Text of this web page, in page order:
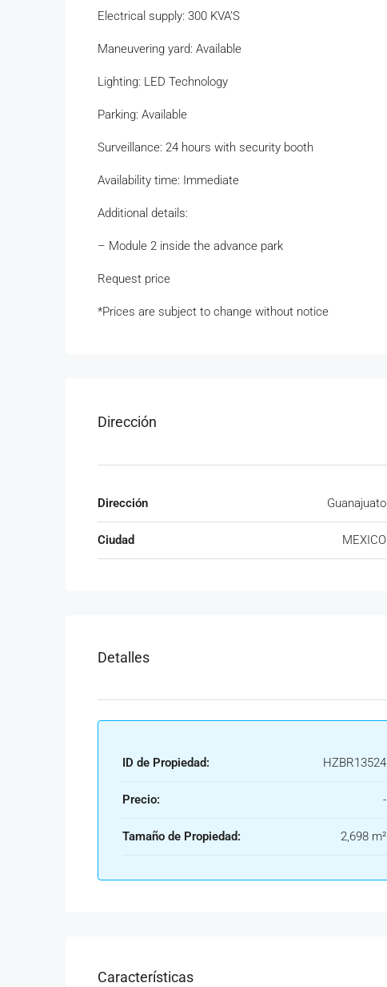
Electrical supply: 300 KVA’S
Maneuvering yard: Available
Lighting: LED Technology
Parking: Available
Surveillance: 24 hours with security booth
Availability time: Immediate
Additional details:
– Module 2 inside the advance park
Request price
*Prices are subject to change without notice
Dirección
Dirección Guanajuato
Ciudad MEXICO
Detalles
ID de Propiedad: HZBR13524
Precio: -
Tamaño de Propiedad: 2,698 m²
Características